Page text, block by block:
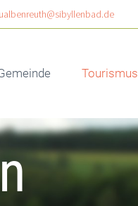
Tourismus